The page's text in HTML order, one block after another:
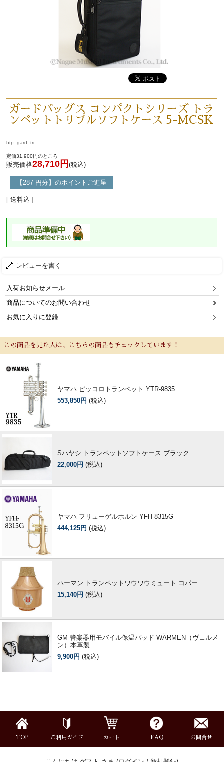
ガードバッグス コンパクトシリーズ トラ
ンペットトリプルソフトケース 5-MCSK
btp_gard_tri
定価31,900円のところ
販売価格28,710円 (税込)
【287 円分】のポイントご進呈
[ 送料込 ]
レビューを書く
入荷お知らせメール
商品についてのお問い合わせ
お気に入りに登録
この商品を見た人は、こちらの商品もチェックしています！
ヤマハ ピッコロトランペット YTR-9835
553,850円 (税込)
Sハヤシ トランペットソフトケース ブラック
22,000円 (税込)
ヤマハ フリューゲルホルン YFH-8315G
444,125円 (税込)
ハーマン トランペットワウワウミュート コパー
15,140円 (税込)
GM 管楽器用モバイル保温パッド WÄRMEN（ヴェルメ
ン）本革製
9,900円 (税込)
TOP ご利用ガイド カート FAQ お問合せ